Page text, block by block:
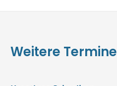
Weitere Termine